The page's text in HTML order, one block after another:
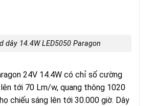
dây 14.4W LED5050 Paragon
24V 14.4W có chỉ số cường
tới 70 Lm/w, quang thông 1020
chiếu sáng lên tới 30.000 giờ. Dây